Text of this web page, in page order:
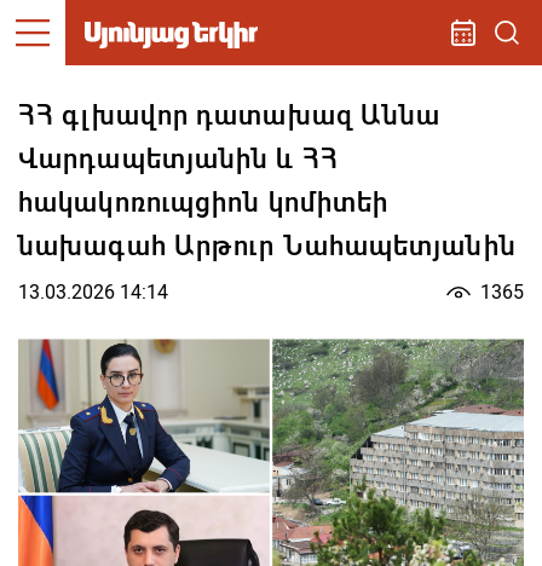
ՀՀ գլխավոր դատախազ Աննա
Վարդապետյանին և ՀՀ
հակակոռուպցիոն կոմիտեի
նախագահ Արթուր Նահապետյանին
13.03.2026 14:14 1365